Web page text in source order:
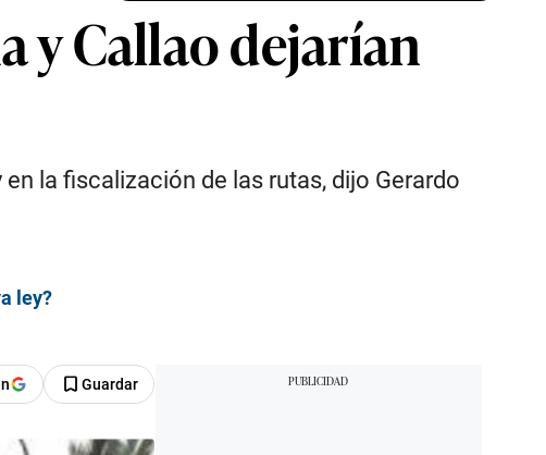
y Callao dejarían
la fiscalización de las rutas, dijo Gerardo
ley?
Guardar